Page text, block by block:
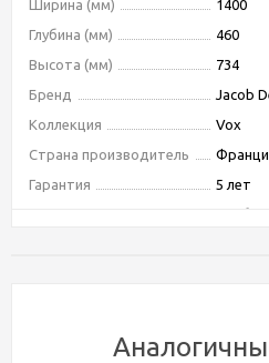
Ширина (мм)
1400
Глубина (мм)
460
Высота (мм)
734
Бренд
Jacob
Коллекция
Vox
Страна производитель
Гарантия
5 лет
тумба